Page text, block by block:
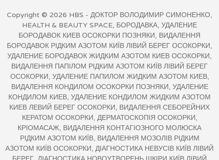
Copyright © 2026 HBS - ДОКТОР ВОЛОДИМИР СИМОНЕНКО,
HEALTH & BEAUTY SPACE, БОРОДАВКА, УДАЛЕНИЕ
БОРОДАВОК КИЕВ ОСОКОРКИ ПОЗНЯКИ, ВИДАЛЕННЯ
БОРОДАВОК РІДКИМ АЗОТОМ КИЇВ ЛІВИЙ БЕРЕГ ОСОКОРКИ,
УДАЛЕНИЕ БОРОДАВОК ЖИДКИМ АЗОТОМ КИЕВ ОСОКОРКИ,
ВИДАЛЕННЯ ПАПІЛОМ РІДКИМ АЗОТОМ КИЇВ ЛІВИЙ БЕРЕГ
ОСОКОРКИ, УДАЛЕНИЕ ПАПИЛОМ ЖИДКИМ АЗОТОМ КИЕВ,
ВИДАЛЕННЯ КОНДИЛОМ ОСОКОРКИ ПОЗНЯКИ, УДАЛЕНИЕ
КОНДИЛОМ КИЕВ, УДАЛЕНИЕ КОНДИЛОМ ЖИДКИМ АЗОТОМ
КИЕВ ЛЕВИЙ БЕРЕГ ОСОКОРКИ, ВИДАЛЕННЯ СЕБОРЕЙНИХ
КЕРАТОМ ОСОКОРКИ, ДЕРМАТОСКОПІЯ ОСОКОРКИ,
КРІОМАСАЖ, ВИДАЛЕННЯ КОНТАГІОЗНОГО МОЛЮСКА
РІДКИМ АЗОТОМ КИЇВ, ВИДАЛЕННЯ МОЗОЛІВ РІДКИМ
АЗОТОМ КИЇВ ОСОКОРКИ, ДІАГНОСТИКА НЕВУСІВ КИЇВ ЛІВИЙ